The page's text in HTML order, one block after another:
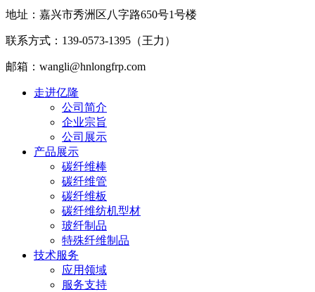
地址：嘉兴市秀洲区八字路650号1号楼
联系方式：139-0573-1395（王力）
邮箱：wangli@hnlongfrp.com
走进亿隆
公司简介
企业宗旨
公司展示
产品展示
碳纤维棒
碳纤维管
碳纤维板
碳纤维纺机型材
玻纤制品
特殊纤维制品
技术服务
应用领域
服务支持